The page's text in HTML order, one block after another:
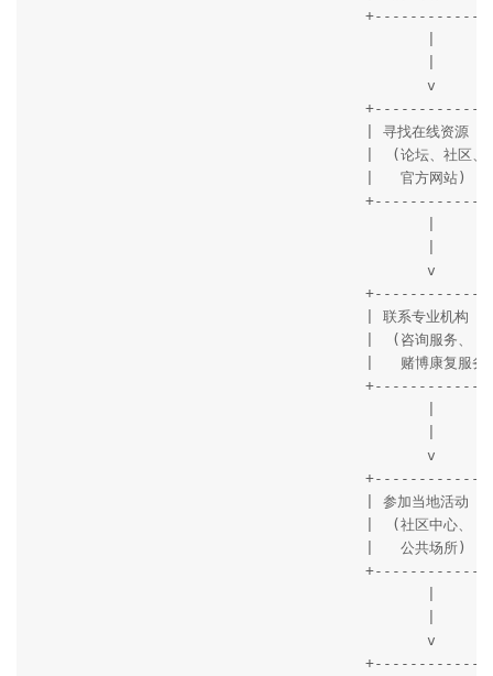
                                             v
| 寻找在线资源
|  (论坛、社区、
|   官方网站)
                                             v
| 联系专业机构
|  (咨询服务、
|   赌博康复服务
                                             v
| 参加当地活动
|  (社区中心、
|   公共场所)
                                             v